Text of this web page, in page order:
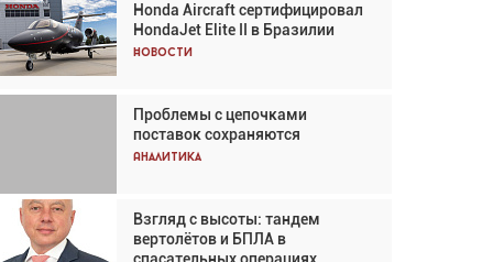
Honda Aircraft сертифицировал
HondaJet Elite II в Бразилии
Новости
Проблемы с цепочками
поставок сохраняются
Аналитика
Взгляд с высоты: тандем
вертолётов и БПЛА в
Авиационный фотограф Дэйв
Кох: «Фотография говорит сама
за себя... а ИИ всё портит»
Впервые с 2024 года
глобальный трафик снижается
три недели подряд
Частный самолёт – это актив.
Подходите к покупке